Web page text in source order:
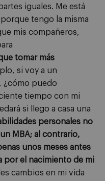
iguales. Me está
tengo la misma
mis compañeros,
tomar más
si voy a un
¿cómo puedo
tiempo con mi
si llego a casa una
personales no
MBA; al contrario,
unos meses antes
por el nacimiento de mi
cambios en mi vida